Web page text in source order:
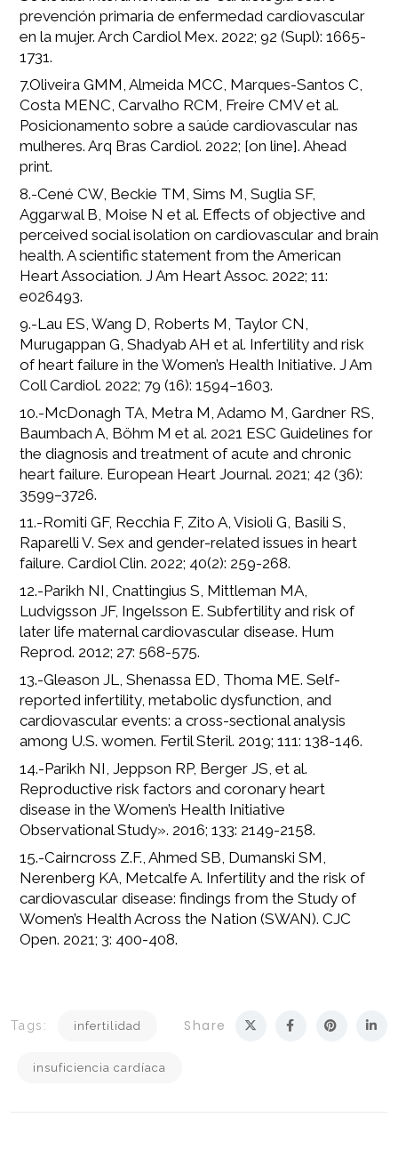
prevención primaria de enfermedad cardiovascular
en la mujer. Arch Cardiol Mex. 2022; 92 (Supl): 1665-
1731.
7.Oliveira GMM, Almeida MCC, Marques-Santos C,
Costa MENC, Carvalho RCM, Freire CMV et al.
Posicionamento sobre a saúde cardiovascular nas
mulheres. Arq Bras Cardiol. 2022; [on line]. Ahead
print.
8.-Cené CW, Beckie TM, Sims M, Suglia SF,
Aggarwal B, Moise N et al. Effects of objective and
perceived social isolation on cardiovascular and brain
health. A scientific statement from the American
Heart Association. J Am Heart Assoc. 2022; 11:
e026493.
9.-Lau ES, Wang D, Roberts M, Taylor CN,
Murugappan G, Shadyab AH et al. Infertility and risk
of heart failure in the Women’s Health Initiative. J Am
Coll Cardiol. 2022; 79 (16): 1594–1603.
10.-McDonagh TA, Metra M, Adamo M, Gardner RS,
Baumbach A, Böhm M et al. 2021 ESC Guidelines for
the diagnosis and treatment of acute and chronic
heart failure. European Heart Journal. 2021; 42 (36):
3599–3726.
11.-Romiti GF, Recchia F, Zito A, Visioli G, Basili S,
Raparelli V. Sex and gender-related issues in heart
failure. Cardiol Clin. 2022; 40(2): 259-268.
12.-Parikh NI, Cnattingius S, Mittleman MA,
Ludvigsson JF, Ingelsson E. Subfertility and risk of
later life maternal cardiovascular disease. Hum
Reprod. 2012; 27: 568-575.
13.-Gleason JL, Shenassa ED, Thoma ME. Self-
reported infertility, metabolic dysfunction, and
cardiovascular events: a cross-sectional analysis
among U.S. women. Fertil Steril. 2019; 111: 138-146.
14.-Parikh NI, Jeppson RP, Berger JS, et al.
Reproductive risk factors and coronary heart
disease in the Women’s Health Initiative
Observational Study». 2016; 133: 2149-2158.
15.-Cairncross Z.F., Ahmed SB, Dumanski SM,
Nerenberg KA, Metcalfe A. Infertility and the risk of
cardiovascular disease: findings from the Study of
Women’s Health Across the Nation (SWAN). CJC
Open. 2021; 3: 400-408.
Tags: infertilidad
insuficiencia cardíaca
Share